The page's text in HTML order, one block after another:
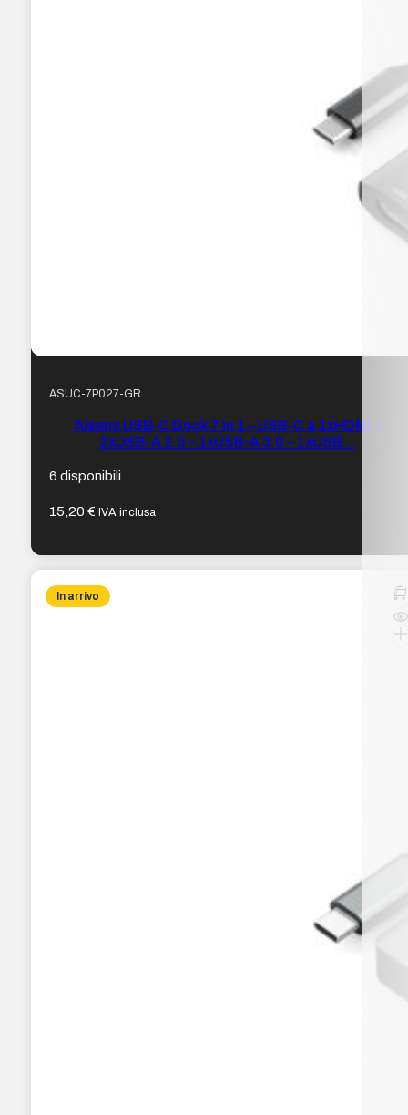
ASUC-7P027-GR
Aisens USB-C Dock 7 in 1 – USB-C a 1xHDMI –
2xUSB-A 2.0 – 1xUSB-A 3.0 – 1xUSB…
6 disponibili
15,20€ IVA inclusa
In arrivo